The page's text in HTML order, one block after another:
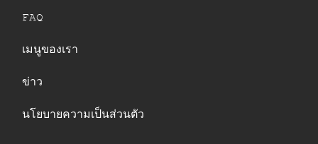
FAQ
เมนูของเรา
ข่าว
นโยบายความเป็นส่วนตัว